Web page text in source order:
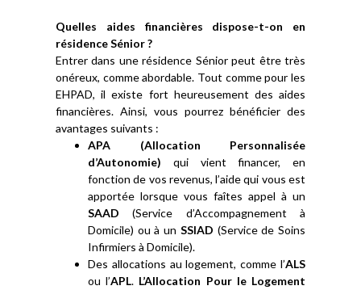
Quelles aides financières dispose-t-on en
résidence Sénior ?
Entrer dans une résidence Sénior peut être très
onéreux, comme abordable. Tout comme pour les
EHPAD, il existe fort heureusement des aides
financières. Ainsi, vous pourrez bénéficier des
avantages suivants :
APA (Allocation Personnalisée
d’Autonomie) qui vient financer, en
fonction de vos revenus, l’aide qui vous est
apportée lorsque vous faîtes appel à un
SAAD (Service d’Accompagnement à
Domicile) ou à un SSIAD (Service de Soins
Infirmiers à Domicile).
Des allocations au logement, comme l’ALS
ou l’APL. L’Allocation Pour le Logement